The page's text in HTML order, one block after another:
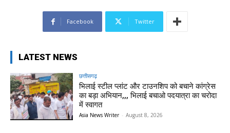
Facebook Twitter
LATEST NEWS
छत्तीसगढ़
भिलाई स्टील प्लांट और टाउनशिप को बचाने कांग्रेस
का बड़ा अभियान,,, भिलाई बचाओ पदयात्रा का चरोदा
में स्वागत
Asia News Writer - August 8, 2026